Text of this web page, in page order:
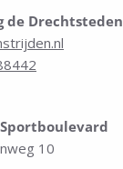
de Drechtsteden
10